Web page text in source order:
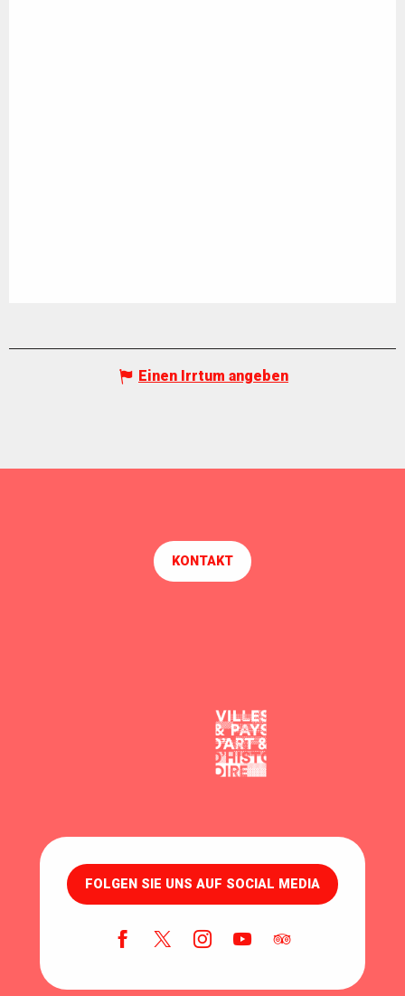
Einen Irrtum angeben
KONTAKT
FOLGEN SIE UNS AUF SOCIAL MEDIA